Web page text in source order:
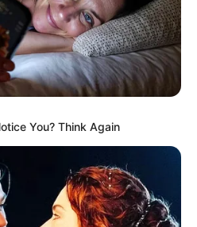
You? Think Again